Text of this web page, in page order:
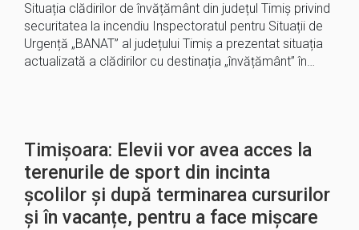
Situația clădirilor de învățământ din județul Timiș privind
securitatea la incendiu Inspectoratul pentru Situații de
Urgență „BANAT” al județului Timiș a prezentat situația
actualizată a clădirilor cu destinația „învățământ” în…
Timișoara: Elevii vor avea acces la
terenurile de sport din incinta
școlilor și după terminarea cursurilor
și în vacanțe, pentru a face mișcare